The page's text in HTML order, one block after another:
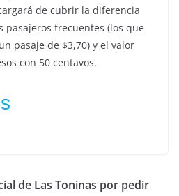
de cubrir la diferencia
pasajeros frecuentes (los que
pasaje de $3,70) y el valor
con 50 centavos.
de Las Toninas por pedir